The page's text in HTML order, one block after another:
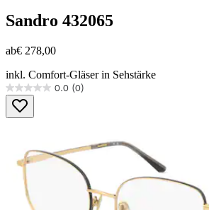
Sandro 432065
ab€ 278,00
inkl. Comfort-Gläser in Sehstärke
0.0 (0)
0.0
von
5